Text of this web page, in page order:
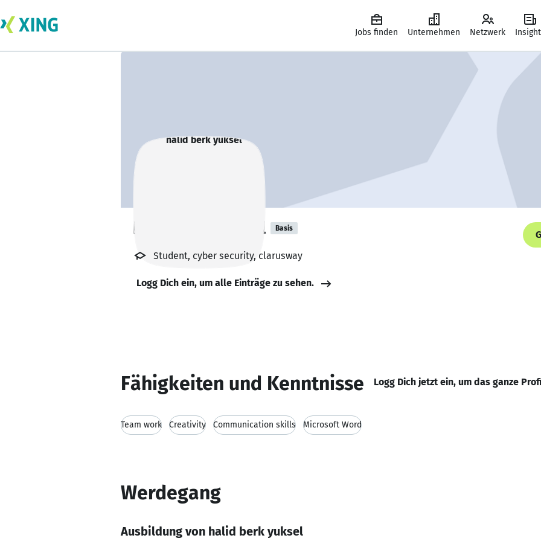
Jobs finden Unternehmen Netzwerk
halid berk yuksel Basis
Student, cyber security, clarusway
Logg Dich ein, um alle Einträge zu sehen.
Fähigkeiten und Kenntnisse Logg Dich jetzt ein, um das ganze
Team work Creativity Communication skills Microsoft Word
Werdegang
Ausbildung von halid berk yuksel